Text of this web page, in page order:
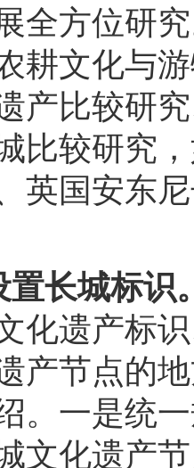
全方位研
耕文化与
产比较研
比较研究
英国安东
置长城标识
化遗产标
产节点的
。一是统
文化遗产